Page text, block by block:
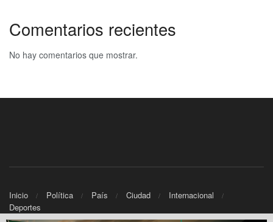
Comentarios recientes
No hay comentarios que mostrar.
Inicio Política País Ciudad
Internacional
Deportes